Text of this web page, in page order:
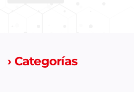
› Categorías